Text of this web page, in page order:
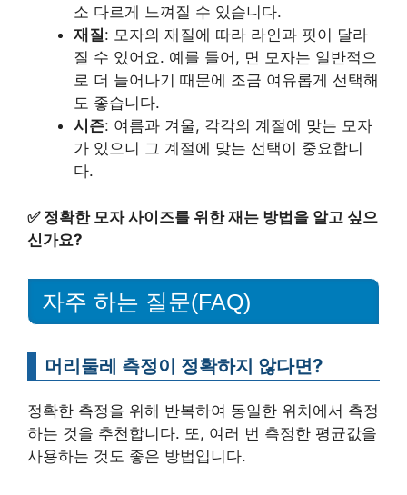
소 다르게 느껴질 수 있습니다.
재질: 모자의 재질에 따라 라인과 핏이 달라
질 수 있어요. 예를 들어, 면 모자는 일반적으
로 더 늘어나기 때문에 조금 여유롭게 선택해
도 좋습니다.
시즌: 여름과 겨울, 각각의 계절에 맞는 모자
가 있으니 그 계절에 맞는 선택이 중요합니
다.
✅ 정확한 모자 사이즈를 위한 재는 방법을 알고 싶으
신가요?
자주 하는 질문(FAQ)
머리둘레 측정이 정확하지 않다면?
정확한 측정을 위해 반복하여 동일한 위치에서 측정
하는 것을 추천합니다. 또, 여러 번 측정한 평균값을
사용하는 것도 좋은 방법입니다.